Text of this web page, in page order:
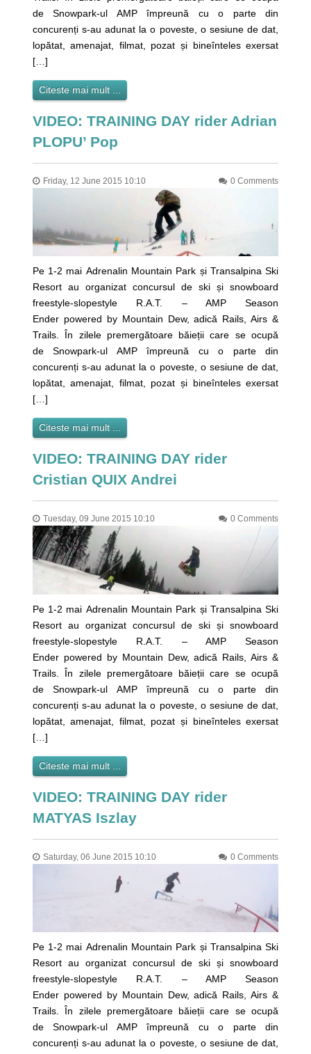
de Snowpark-ul AMP împreună cu o parte din
concurenți s-au adunat la o poveste, o sesiune de dat,
lopătat, amenajat, filmat, pozat și bineînteles exersat
[…]
Citeste mai mult ...
VIDEO: TRAINING DAY rider Adrian
PLOPU’ Pop
Friday, 12 June 2015 10:10 0 Comments
Pe 1-2 mai Adrenalin Mountain Park și Transalpina Ski
Resort au organizat concursul de ski și snowboard
freestyle-slopestyle R.A.T. – AMP Season
Ender powered by Mountain Dew, adică Rails, Airs &
Trails. În zilele premergătoare băieții care se ocupă
de Snowpark-ul AMP împreună cu o parte din
concurenți s-au adunat la o poveste, o sesiune de dat,
lopătat, amenajat, filmat, pozat și bineînteles exersat
[…]
Citeste mai mult ...
VIDEO: TRAINING DAY rider
Cristian QUIX Andrei
Tuesday, 09 June 2015 10:10 0 Comments
Pe 1-2 mai Adrenalin Mountain Park și Transalpina Ski
Resort au organizat concursul de ski și snowboard
freestyle-slopestyle R.A.T. – AMP Season
Ender powered by Mountain Dew, adică Rails, Airs &
Trails. În zilele premergătoare băieții care se ocupă
de Snowpark-ul AMP împreună cu o parte din
concurenți s-au adunat la o poveste, o sesiune de dat,
lopătat, amenajat, filmat, pozat și bineînteles exersat
[…]
Citeste mai mult ...
VIDEO: TRAINING DAY rider
MATYAS Iszlay
Saturday, 06 June 2015 10:10 0 Comments
Pe 1-2 mai Adrenalin Mountain Park și Transalpina Ski
Resort au organizat concursul de ski și snowboard
freestyle-slopestyle R.A.T. – AMP Season
Ender powered by Mountain Dew, adică Rails, Airs &
Trails. În zilele premergătoare băieții care se ocupă
de Snowpark-ul AMP împreună cu o parte din
concurenți s-au adunat la o poveste, o sesiune de dat,